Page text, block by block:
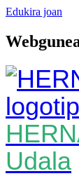
Edukira joan
Udala